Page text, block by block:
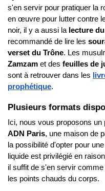
s'en servir pour pratiquer la
en œuvre pour lutter contre
noir, il y a aussi la lecture
recommandé de lire les
verset du Trône. Les
Zamzam et des feuilles de
sont à retrouver dans les
prophétique.
Plusieurs formats
Ici, nous vous proposons
ADN Paris, une maison de
la possibilité d'opter pour
liquide est privilégié en
il suffit de s'en servir
les points chauds du corps.